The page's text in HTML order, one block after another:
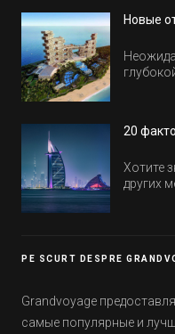
Новые
обычно
20
Хотите
других
PE SCURT DESPRE
Grandvoyage
самые популярные и